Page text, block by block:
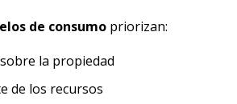
de consumopriorizan:
la propiedad
de los recursos